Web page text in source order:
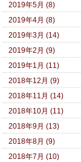
2019年5月 (8)
2019年4月 (8)
2019年3月 (14)
2019年2月 (9)
2019年1月 (11)
2018年12月 (9)
2018年11月 (14)
2018年10月 (11)
2018年9月 (13)
2018年8月 (9)
2018年7月 (10)